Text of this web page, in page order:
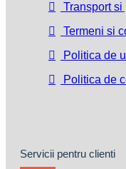
Transport si
Termeni si
Politica de
Politica de
Servicii pentru clienti